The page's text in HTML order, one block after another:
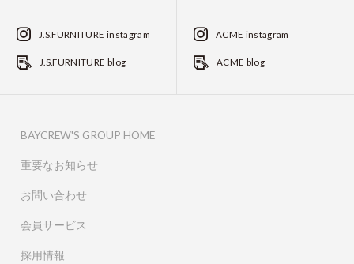
J.S.FURNITURE instagram
J.S.FURNITURE blog
ACME instagram
ACME blog
BAYCREW'S GROUP HOME
重要なお知らせ
お問い合わせ
会員サービス
採用情報